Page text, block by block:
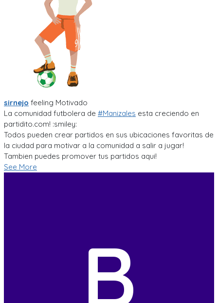
sirnejo feeling Motivado
La comunidad futbolera de #Manizales esta creciendo en
partidito.com! :smiley:
Todos pueden crear partidos en sus ubicaciones favoritas de
la ciudad para motivar a la comunidad a salir a jugar!
Tambien puedes promover tus partidos aqui!
See More
B